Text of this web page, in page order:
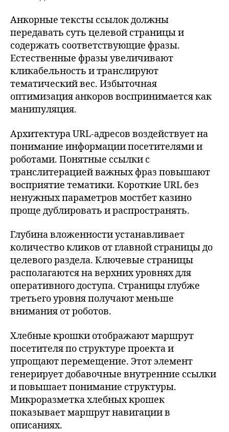
Анкорные тексты ссылок должны
передавать суть целевой страницы и
содержать соответствующие фразы.
Естественные фразы увеличивают
кликабельность и транслируют
тематический вес. Избыточная
оптимизация анкоров воспринимается как
манипуляция.
Архитектура URL-адресов воздействует на
понимание информации посетителями и
роботами. Понятные ссылки с
транслитерацией важных фраз повышают
восприятие тематики. Короткие URL без
ненужных параметров мостбет казино
проще дублировать и распространять.
Глубина вложенности устанавливает
количество кликов от главной страницы до
целевого раздела. Ключевые страницы
располагаются на верхних уровнях для
оперативного доступа. Страницы глубже
третьего уровня получают меньше
внимания от роботов.
Хлебные крошки отображают маршрут
посетителя по структуре проекта и
упрощают перемещение. Этот элемент
генерирует добавочные внутренние ссылки
и повышает понимание структуры.
Микроразметка хлебных крошек
показывает маршрут навигации в
описаниях.